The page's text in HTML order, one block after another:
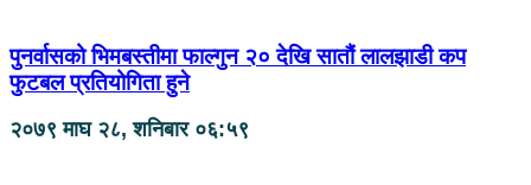
पुनर्वासको भिमबस्तीमा फाल्गुन २० देखि सातौं लालझाडी कप
फुटबल प्रतियोगिता हुने
२०७९ माघ २८, शनिबार ०६:५९